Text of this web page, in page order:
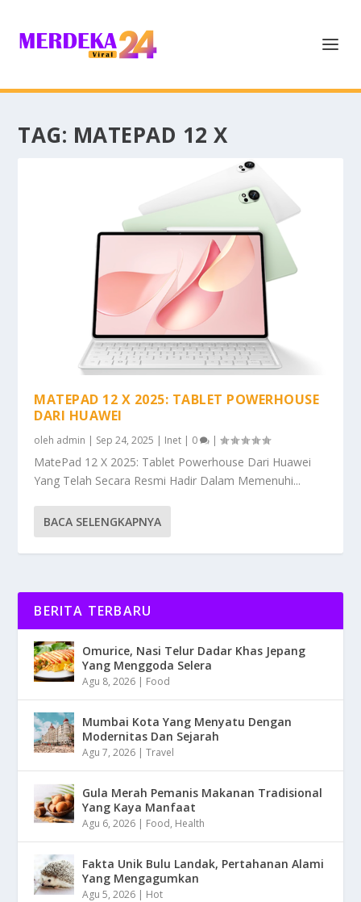
TAG: MATEPAD 12 X
MATEPAD 12 X 2025: TABLET POWERHOUSE
DARI HUAWEI
oleh admin | Sep 24, 2025 | Inet | 0 |
MatePad 12 X 2025: Tablet Powerhouse Dari Huawei
Yang Telah Secara Resmi Hadir Dalam Memenuhi...
BACA SELENGKAPNYA
BERITA TERBARU
Omurice, Nasi Telur Dadar Khas Jepang
Yang Menggoda Selera
Agu 8, 2026 | Food
Mumbai Kota Yang Menyatu Dengan
Modernitas Dan Sejarah
Agu 7, 2026 |Travel
Gula Merah Pemanis Makanan Tradisional
Yang Kaya Manfaat
Agu 6, 2026 | Food, Health
Fakta Unik Bulu Landak, Pertahanan Alami
Yang Mengagumkan
Agu 5, 2026 | Hot